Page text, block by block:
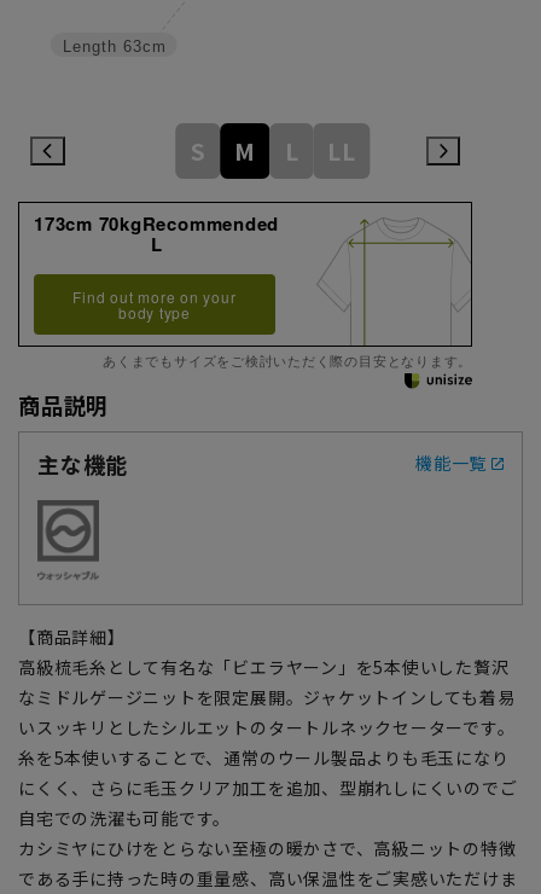
Length 63cm
S M L LL
173cm 70kgRecommended
L
Find out more on your
body type
あくまでもサイズをご検討いただく際の目安となります。
商品説明
主な機能
機能一覧
【商品詳細】
高級梳毛糸として有名な「ビエラヤーン」を5本使いした贅沢
なミドルゲージニットを限定展開。ジャケットインしても着易
いスッキリとしたシルエットのタートルネックセーターです。
糸を5本使いすることで、通常のウール製品よりも毛玉になり
にくく、さらに毛玉クリア加工を追加、型崩れしにくいのでご
自宅での洗濯も可能です。
カシミヤにひけをとらない至極の暖かさで、高級ニットの特徴
である手に持った時の重量感、高い保温性をご実感いただけま